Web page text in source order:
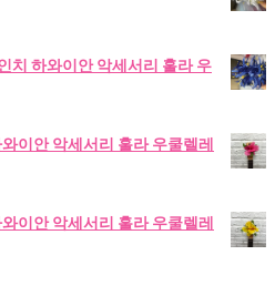
치 하와이안 악세서리 훌라 우
이안 악세서리 훌라 우쿨렐레
이안 악세서리 훌라 우쿨렐레